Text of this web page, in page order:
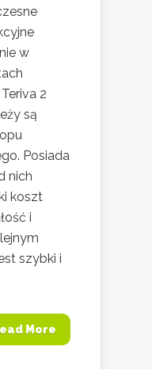
w
2
są
Posiada
nich
koszt
i
szybki i
More